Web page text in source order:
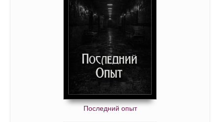
Последний опыт